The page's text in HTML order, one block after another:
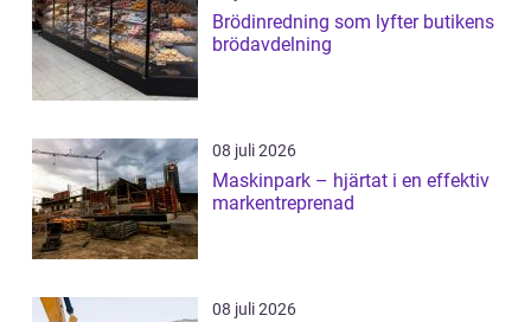
Brödinredning som lyfter butikens
brödavdelning
08 juli 2026
Maskinpark – hjärtat i en effektiv
markentreprenad
08 juli 2026